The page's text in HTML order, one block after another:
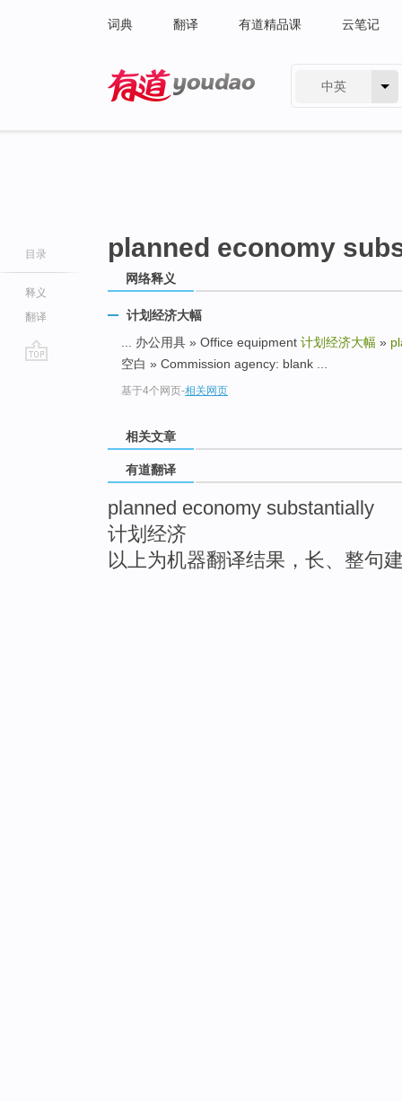
词典 翻译 有道精品课 云笔记
中英
目录
释义
翻译
planned economy
网络释义
计划经济大幅
... 办公用具 » Office equipment 计划经济大幅 »
空白 » Commission agency: blank ...
基于4个网页-相关网页
相关文章
有道翻译
planned economy substantially
计划经济
以上为机器翻译结果，长、整句